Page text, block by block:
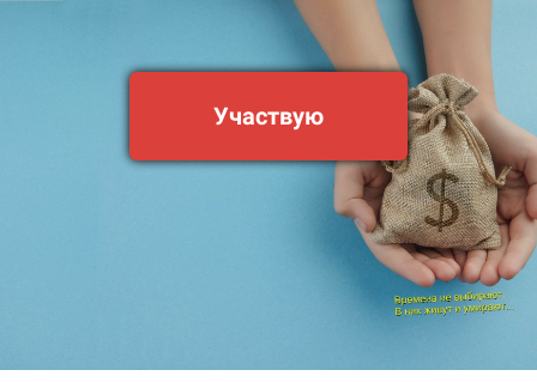
Участвую